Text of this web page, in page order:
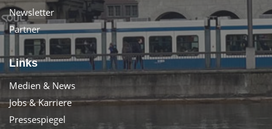
Newsletter
Partner
Links
Medien & News
Jobs & Karriere
Pressespiegel